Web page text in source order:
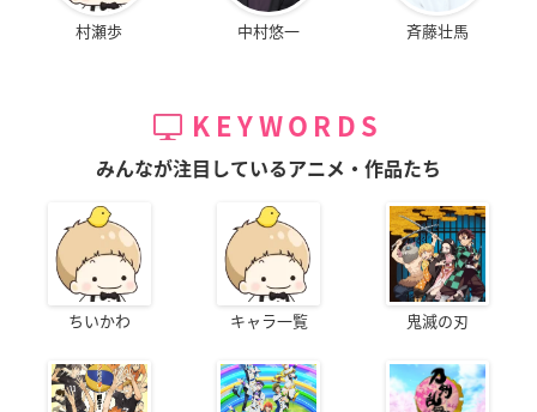
村瀬歩 中村悠一 斉藤壮馬
KEYWORDS
みんなが注目しているアニメ・作品たち
ちいかわ キャラ一覧 鬼滅の刃